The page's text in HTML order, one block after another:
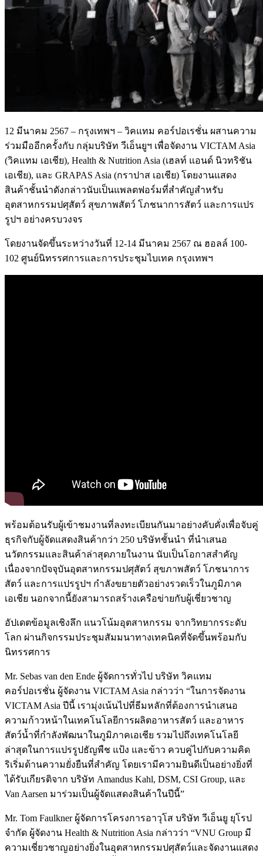
12 มีนาคม 2567 – กรุงเทพฯ – วิคแทม คอร์ปอเรชั่น ผสานความ
ร่วมมืออีกครั้งกับ กลุ่มบริษัท วีเอ็นยูฯ เพื่อจัดงาน VICTAM Asia
(วิคแทม เอเชีย), Health & Nutrition Asia (เฮลท์ แอนด์ นิวทริชัน
เอเชีย), และ GRAPAS Asia (กราปาส เอเชีย) โดยงานแสดง
สินค้าชั้นนำดังกล่าวนับเป็นแพลตฟอร์มที่สำคัญสำหรับ
อุตสาหกรรมปศุสัตว์ สุขภาพสัตว์ โภชนาการสัตว์ และการแปร
รูปฯ อย่างครบวงจร
โดยงานจัดขึ้นระหว่างวันที่ 12-14 มีนาคม 2567 ณ ฮอลล์ 100-
102 ศูนย์นิทรรศการและการประชุมไบเทค กรุงเทพฯ
พร้อมต้อนรับผู้เข้าชมงานที่ลงทะเบียนกันมาอย่างคับคั่งเพื่อจับคู่
ธุรกิจกับผู้จัดแสดงสินค้ากว่า 250 บริษัทชั้นนำ ที่นำเสนอ
นวัตกรรมและสินค้าล่าสุดภายในงาน นับเป็นโอกาสสำคัญ
เนื่องจากปัจจุบันอุตสาหกรรมปศุสัตว์ สุขภาพสัตว์ โภชนาการ
สัตว์ และการแปรรูปฯ กำลังขยายตัวอย่างรวดเร็วในภูมิภาค
เอเชีย นอกจากนี้ยังสามารถสร้างเครือข่ายกับผู้เชี่ยวชาญ
อัปเดตข้อมูลเชิงลึก แนวโน้มอุตสาหกรรม จากวิทยากรระดับ
โลก ผ่านกิจกรรมประชุมสัมมนาทางเทคนิคที่จัดขึ้นพร้อมกับ
นิทรรศการ
Mr. Sebas van den Ende ผู้จัดการทั่วไป บริษัท วิคแทม
คอร์ปอเรชั่น ผู้จัดงาน VICTAM Asia กล่าวว่า “ในการจัดงาน
VICTAM Asia ปีนี้ เรามุ่งเน้นไปที่ธีมหลักที่ต้องการนำเสนอ
ความก้าวหน้าในเทคโนโลยีการผลิตอาหารสัตว์ และอาหาร
สัตว์น้ำที่กำลังพัฒนาในภูมิภาคเอเชีย รวมไปถึงเทคโนโลยี
ล่าสุดในการแปรรูปธัญพืช แป้ง และข้าว ควบคู่ไปกับความคิด
ริเริ่มด้านความยั่งยืนที่สำคัญ โดยเรามีความยินดีเป็นอย่างยิ่งที่
ได้รับเกียรติจาก บริษัท Amandus Kahl, DSM, CSI Group, และ
Van Aarsen มาร่วมเป็นผู้จัดแสดงสินค้าในปีนี้”
Mr. Tom Faulkner ผู้จัดการโครงการอาวุโส บริษัท วีเอ็นยู ยุโรป
จำกัด ผู้จัดงาน Health & Nutrition Asia กล่าวว่า “VNU Group มี
ความเชี่ยวชาญอย่างยิ่งในอุตสาหกรรมปศุสัตว์และจัดงานแสดง